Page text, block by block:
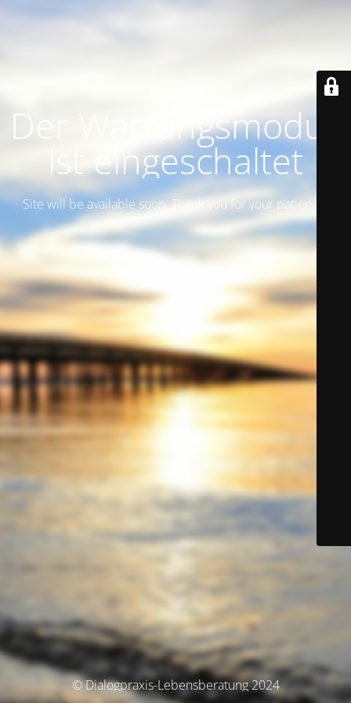
Der Wartungsmodus
ist eingeschaltet
Site will be available soon. Thank you for your patience!
© Dialogpraxis-Lebensberatung 2024